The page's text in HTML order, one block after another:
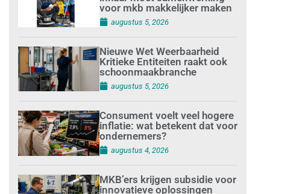
voor mkb makkelijker maken
augustus 5, 2026
Nieuwe Wet Weerbaarheid
Kritieke Entiteiten raakt ook
schoonmaakbranche
augustus 5, 2026
Consument voelt veel hogere
inflatie: wat betekent dat voor
ondernemers?
augustus 4, 2026
MKB’ers krijgen subsidie voor
innovatieve oplossingen